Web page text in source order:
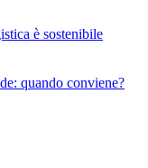
è sostenibile
quando conviene?